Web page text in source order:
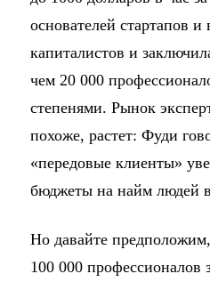
основателей стартапов
капиталистов и
чем 20 000
степенями. Рынок
похоже, растет: Фуди
«передовые клиенты»
бюджеты на найм людей в
Но давайте
100 000 профессионалов